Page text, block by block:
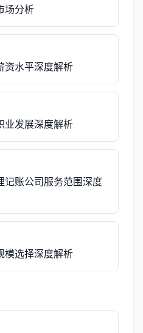
场分析
资水平深度解析
业发展深度解析
记账公司服务范围深度
模选择深度解析